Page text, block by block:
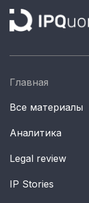
Главная
Все материалы
Аналитика
Legal review
IP Stories